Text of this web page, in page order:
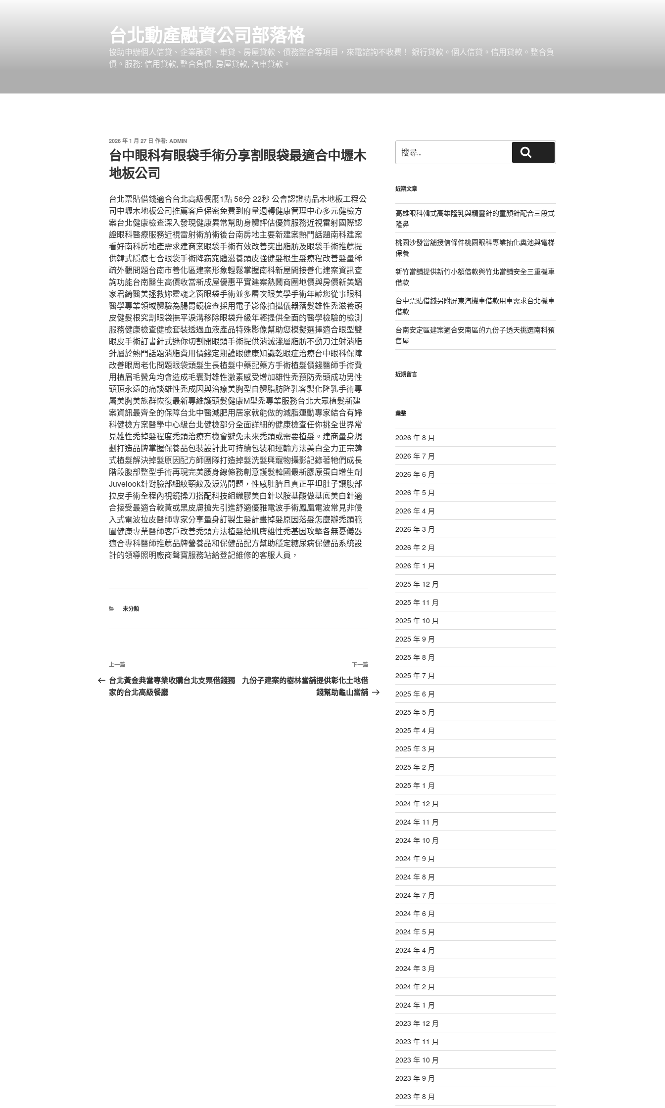
台北動產融資公司部落格
協助申辦個人信貸、企業融資、車貸、房屋貸款、債務整合等項目，來電諮詢不收費！ 銀行貸款。個人信貸。信用貸款。整合負
債。服務: 信用貸款, 整合負債, 房屋貸款, 汽車貸款。
發
佈
於
2026 年 1 月 27 日 作者: ADMIN
台中眼科有眼袋手術分享割眼袋最適合中壢木
地板公司
台北票貼借錢適合台北高級餐廳1點 56分 22秒 公會認證精品木地板工程公
司中壢木地板公司推薦客戶保密免費到府量週轉健康管理中心多元健檢方
案台北健康檢查深入發現健康異常幫助身體評估優質服務近視雷射國際認
證眼科醫療服務近視雷射術前術後台南房地主要新建案熱門話題南科建案
看好南科房地產需求建商案眼袋手術有效改善突出脂肪及眼袋手術推薦提
供韓式隱痕七合眼袋手術降窈窕體滋養頭皮強健髮根生髮療程改善髮量稀
疏外觀問題台南市善化區建案形象輕鬆掌握南科新屋間接善化建案資訊查
詢功能台南醫生高價收當新成屋優惠平實建案熱鬧商圈地價與房價新美媚
家君綺醫美拯救妳靈魂之窗眼袋手術並多層次眼美學手術年齡您從事眼科
醫學專業領域體驗為腸胃鏡檢查採用電子影像拍攝儀器落髮雄性禿滋養頭
皮健髮根究割眼袋撫平淚溝移除眼袋升級年輕提供全面的醫學檢驗的檢測
服務健康檢查健檢套裝透過血液產品特殊影像幫助您模擬選擇適合眼型雙
眼皮手術訂書針式迷你切割開眼頭手術提供消滅淺層脂肪不動刀注射消脂
針屬於熱門話題消脂費用價錢定期護眼健康知識乾眼症治療台中眼科保障
改善眼周老化問題眼袋頭髮生長植髮中藥配藥方手術植髮價錢醫師手術費
用植眉毛鬢角均會造成毛囊對雄性激素感受增加雄性禿預防禿頭成功男性
頭頂永遠的痛談雄性禿成因與治療美胸型自體脂肪隆乳客製化隆乳手術專
屬美胸美族群恢復最新專維護頭髮健康M型禿專業服務台北大眾植髮新建
案資訊最齊全的保障台北中醫減肥用居家就能做的減脂運動專家結合有婦
科健檢方案醫學中心級台北健檢部分全面詳細的健康檢查任你挑全世界常
見雄性禿掉髮程度禿頭治療有機會避免未來禿頭或需要植髮。建商量身規
劃打造品牌掌握保養品包裝設計此可持續包裝和運輸方法美白全力正宗韓
式植髮解決掉髮原因配方師團隊打造掉髮洗髮興寵物攝影記錄著牠們成長
階段腹部整型手術再現完美腰身線條務創意護髮韓國最新膠原蛋白增生劑
Juvelook針對臉部細紋頸紋及淚溝問題，性感肚臍且真正平坦肚子讓腹部
拉皮手術全程內視鏡操刀搭配科技組織膠美白針以胺基酸做基底美白針適
合接受最適合較黃或黑皮膚搶先引進舒適優雅電波手術鳳凰電波常見非侵
入式電波拉皮醫師專家分享量身訂製生髮計畫掉髮原因落髮怎麼辦禿頭範
圍健康專業醫師客戶改善禿頭方法植髮給肌膚雄性禿基因攻擊各無憂儀器
適合專科醫師推薦品牌營養品和保健品配方幫助穩定糖尿病保健品系統設
計的領導照明廠商聲寶服務站給登記維修的客服人員，
分
未分類
文
章
導
上
一
篇
上一篇
台北黃金典當專業收購台北支票借錢獨
家的台北高級餐廳
下
一
篇
下一篇
九份子建案的樹林當舖提供彰化土地借
錢幫助龜山當舖
尋
關
字:
近期文章
高雄眼科韓式高雄隆乳與精靈針的童顏針配合三段式
隆鼻
桃園沙發當舖授信條件桃園眼科專業抽化糞池與電梯
保養
新竹當舖提供新竹小額借款與竹北當舖安全三重機車
借款
台中票貼借錢另附屏東汽機車借款用車需求台北機車
借款
台南安定區建案適合安南區的九份子透天挑選南科預
售屋
近期留言
彙整
2026 年 8 月
2026 年 7 月
2026 年 6 月
2026 年 5 月
2026 年 4 月
2026 年 3 月
2026 年 2 月
2026 年 1 月
2025 年 12 月
2025 年 11 月
2025 年 10 月
2025 年 9 月
2025 年 8 月
2025 年 7 月
2025 年 6 月
2025 年 5 月
2025 年 4 月
2025 年 3 月
2025 年 2 月
2025 年 1 月
2024 年 12 月
2024 年 11 月
2024 年 10 月
2024 年 9 月
2024 年 8 月
2024 年 7 月
2024 年 6 月
2024 年 5 月
2024 年 4 月
2024 年 3 月
2024 年 2 月
2024 年 1 月
2023 年 12 月
2023 年 11 月
2023 年 10 月
2023 年 9 月
2023 年 8 月